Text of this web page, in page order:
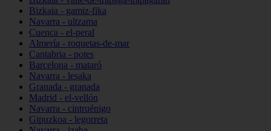
Bizkaia - gamiz-fika
Navarra - ultzama
Cuenca - el-peral
Almería - roquetas-de-mar
Cantabria - potes
Barcelona - mataró
Navarra - lesaka
Granada - granada
Madrid - el-vellón
Navarra - cintruénigo
Gipuzkoa - legorreta